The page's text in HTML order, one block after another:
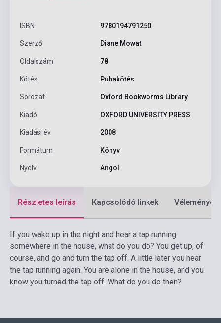
ISBN 9780194791250
Szerző Diane Mowat
Oldalszám 78
Kötés Puhakötés
Sorozat Oxford Bookworms Library
Kiadó OXFORD UNIVERSITY PRESS
Kiadási év 2008
Formátum Könyv
Nyelv Angol
Részletes leírás Kapcsolódó linkek Vélemények
If you wake up in the night and hear a tap running
somewhere in the house, what do you do? You get up, of
course, and go and turn the tap off. A little later you hear
the tap running again. You are alone in the house, and you
know you turned the tap off. What do you do then?